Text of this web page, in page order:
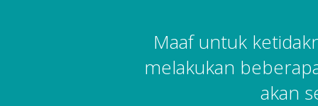
Maaf untuk
melakukan
akan